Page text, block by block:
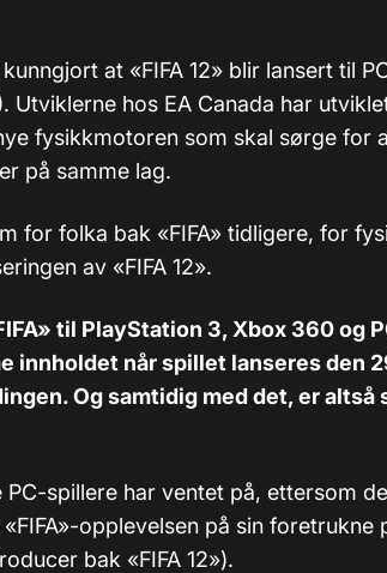
at «FIFA 12» blir lansert til
Utviklerne hos EA Canada har
fysikkmotoren som skal sørge for
på samme lag.
for folka bak «FIFA» tidligere, for
av «FIFA 12».
til PlayStation 3, Xbox 360 og
innholdet når spillet lanseres den
Og samtidig med det, er altså
spillere har ventet på, ettersom
opplevelsen på sin foretrukne
bak «FIFA 12»).